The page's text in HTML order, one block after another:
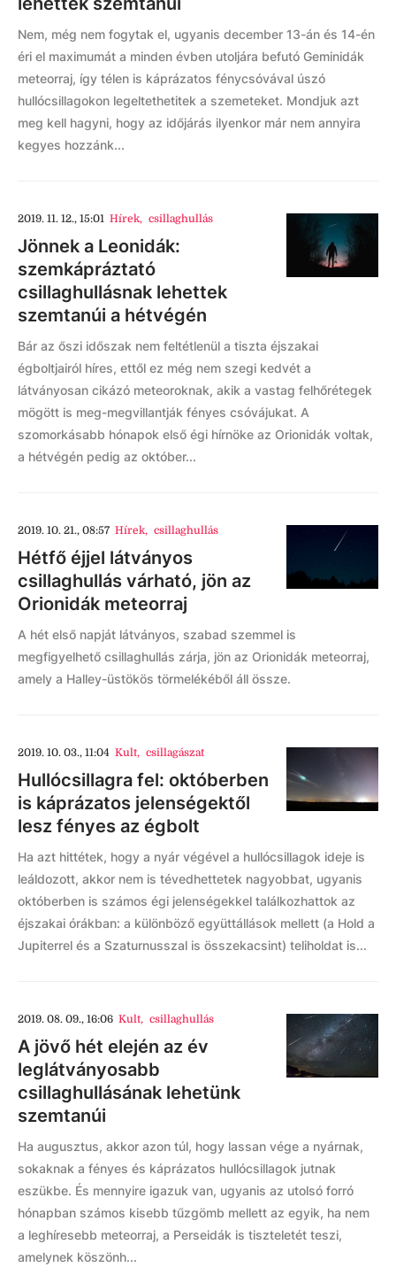
Nem, még nem fogytak el, ugyanis december 13-án és 14-én
éri el maximumát a minden évben utoljára befutó Geminidák
meteorraj, így télen is káprázatos fénycsóvával úszó
hullócsillagokon legeltethetitek a szemeteket. Mondjuk azt
meg kell hagyni, hogy az időjárás ilyenkor már nem annyira
kegyes hozzánk...
2019. 11. 12., 15:01 Hírek, csillaghullás
Jönnek a Leonidák:
szemkápráztató
csillaghullásnak lehettek
szemtanúi a hétvégén
Bár az őszi időszak nem feltétlenül a tiszta éjszakai
égboltjairól híres, ettől ez még nem szegi kedvét a
látványosan cikázó meteoroknak, akik a vastag felhőrétegek
mögött is meg-megvillantják fényes csóvájukat. A
szomorkásabb hónapok első égi hírnöke az Orionidák voltak,
a hétvégén pedig az október...
2019. 10. 21., 08:57 Hírek, csillaghullás
Hétfő éjjel látványos
csillaghullás várható, jön az
Orionidák meteorraj
A hét első napját látványos, szabad szemmel is
megfigyelhető csillaghullás zárja, jön az Orionidák meteorraj,
amely a Halley-üstökös törmelékéből áll össze.
2019. 10. 03., 11:04 Kult, csillagászat
Hullócsillagra fel: októberben
is káprázatos jelenségektől
lesz fényes az égbolt
Ha azt hittétek, hogy a nyár végével a hullócsillagok ideje is
leáldozott, akkor nem is tévedhettetek nagyobbat, ugyanis
októberben is számos égi jelenségekkel találkozhattok az
éjszakai órákban: a különböző együttállások mellett (a Hold a
Jupiterrel és a Szaturnusszal is összekacsint) teliholdat is...
2019. 08. 09., 16:06 Kult, csillaghullás
A jövő hét elején az év
leglátványosabb
csillaghullásának lehetünk
szemtanúi
Ha augusztus, akkor azon túl, hogy lassan vége a nyárnak,
sokaknak a fényes és káprázatos hullócsillagok jutnak
eszükbe. És mennyire igazuk van, ugyanis az utolsó forró
hónapban számos kisebb tűzgömb mellett az egyik, ha nem
a leghíresebb meteorraj, a Perseidák is tiszteletét teszi,
amelynek köszönh...